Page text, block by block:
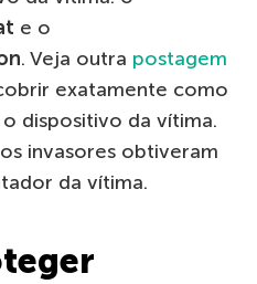
e o
. Veja outra postagem
exatamente como
dispositivo da vítima.
invasores obtiveram
da vítima.